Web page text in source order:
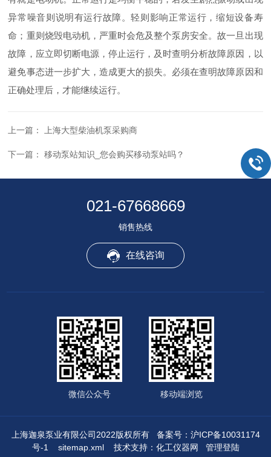
异常噪音则说明有运行故障。轻则影响正常运行，缩短设备寿
命；重则烧毁电动机，严重时会危及整个泵房安全。故一旦出现
故障，应立即切断电源，停止运行，及时查明分析故障原因，以
避免事态进一步扩大，造成更大的损失。必须在查明故障原因和
正确处理后，才能继续运行。
上一篇： 上海大型柴油机泵采购商
下一篇：移动泵站知识_您会购买移动泵站吗？
021-67668669
销售热线
在线咨询
微信公众号 移动端浏览
上海迦泉泵业有限公司2022版权所有 备案号：沪ICP备10031174
号-1
sitemap.xml技术支持： 化工仪器网 管理登陆